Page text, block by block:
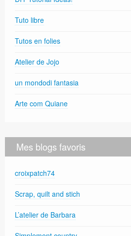
Tuto libre
Tutos en folies
Atelier de Jojo
un mondodi fantasia
Arte com Quiane
Mes blogs favoris
croixpatch74
Scrap, quilt and stich
L’atelier de Barbara